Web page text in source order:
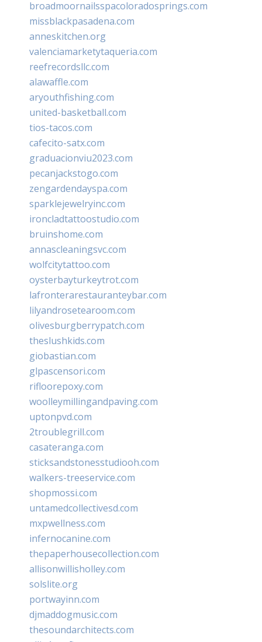
broadmoornailsspacoloradosprings.com
missblackpasadena.com
anneskitchen.org
valenciamarketytaqueria.com
reefrecordsllc.com
alawaffle.com
aryouthfishing.com
united-basketball.com
tios-tacos.com
cafecito-satx.com
graduacionviu2023.com
pecanjackstogo.com
zengardendayspa.com
sparklejewelryinc.com
ironcladtattoostudio.com
bruinshome.com
annascleaningsvc.com
wolfcitytattoo.com
oysterbayturkeytrot.com
lafronterarestauranteybar.com
lilyandrosetearoom.com
olivesburgberrypatch.com
theslushkids.com
giobastian.com
glpascensori.com
rifloorepoxy.com
woolleymillingandpaving.com
uptonpvd.com
2troublegrill.com
casateranga.com
sticksandstonesstudiooh.com
walkers-treeservice.com
shopmossi.com
untamedcollectivesd.com
mxpwellness.com
infernocanine.com
thepaperhousecollection.com
allisonwillisholley.com
solslite.org
portwayinn.com
djmaddogmusic.com
thesoundarchitects.com